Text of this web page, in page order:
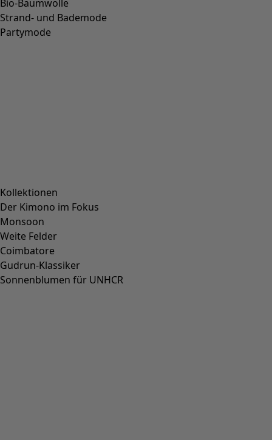
Bio-Baumwolle
Strand- und Bademode
Partymode
Kollektionen
Der Kimono im Fokus
Monsoon
Weite Felder
Coimbatore
Gudrun-Klassiker
Sonnenblumen für UNHCR